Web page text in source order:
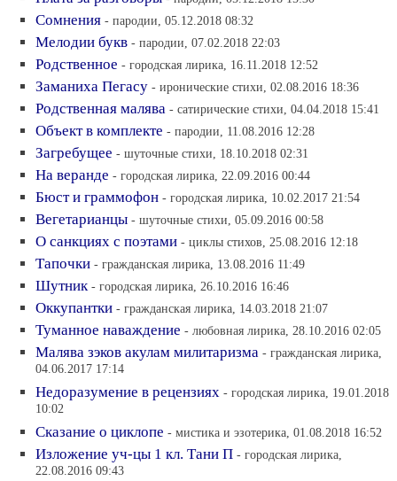
Сомнения - пародии, 05.12.2018 08:32
Мелодии букв - пародии, 07.02.2018 22:03
Родственное - городская лирика, 16.11.2018 12:52
Заманиха Пегасу - иронические стихи, 02.08.2016 18:36
Родственная малява - сатирические стихи, 04.04.2018 15:41
Объект в комплекте - пародии, 11.08.2016 12:28
Загребущее - шуточные стихи, 18.10.2018 02:31
На веранде - городская лирика, 22.09.2016 00:44
Бюст и граммофон - городская лирика, 10.02.2017 21:54
Вегетарианцы - шуточные стихи, 05.09.2016 00:58
О санкциях с поэтами - циклы стихов, 25.08.2016 12:18
Тапочки - гражданская лирика, 13.08.2016 11:49
Шутник - городская лирика, 26.10.2016 16:46
Оккупантки - гражданская лирика, 14.03.2018 21:07
Туманное наваждение - любовная лирика, 28.10.2016 02:05
Малява зэков акулам милитаризма - гражданская лирика,
04.06.2017 17:14
Недоразумение в рецензиях - городская лирика, 19.01.2018
10:02
Сказание о циклопе - мистика и эзотерика, 01.08.2018 16:52
Изложение уч-цы 1 кл. Тани П - городская лирика,
22.08.2016 09:43